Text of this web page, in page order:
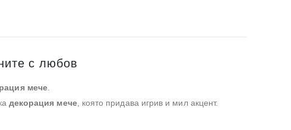
с любов
мече.
декорация мече, която придава игрив и мил акцент.